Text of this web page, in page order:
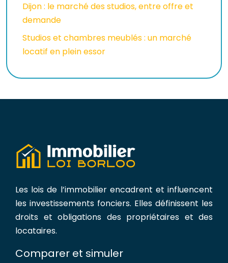
Dijon : le marché des studios, entre offre et
demande
Studios et chambres meublés : un marché
locatif en plein essor
Les lois de l’immobilier encadrent et influencent
les investissements fonciers. Elles définissent les
droits et obligations des propriétaires et des
locataires.
Comparer et simuler